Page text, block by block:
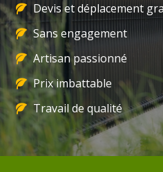
Devis et déplacement
Sans engagement
Artisan passionné
Prix imbattable
Travail de qualité